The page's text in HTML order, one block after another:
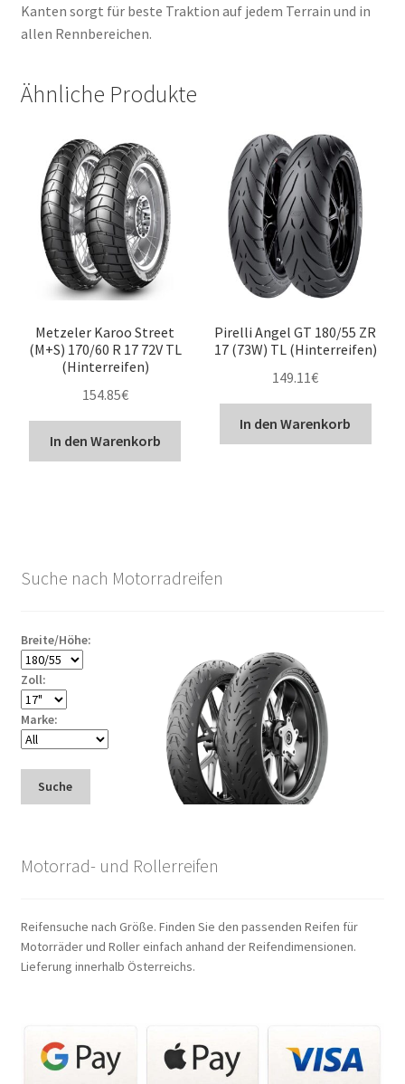
Kanten sorgt für beste Traktion auf jedem Terrain und in
allen Rennbereichen.
Ähnliche Produkte
Metzeler Karoo Street
(M+S) 170/60 R 17 72V TL
(Hinterreifen)
154.85€
In den Warenkorb
Pirelli Angel GT 180/55 ZR
17 (73W) TL (Hinterreifen)
149.11€
In den Warenkorb
Suche nach Motorradreifen
Breite/Höhe:
Zoll:
Marke:
Suche
Motorrad- und Rollerreifen
Reifensuche nach Größe. Finden Sie den passenden Reifen für
Motorräder und Roller einfach anhand der Reifendimensionen.
Lieferung innerhalb Österreichs.